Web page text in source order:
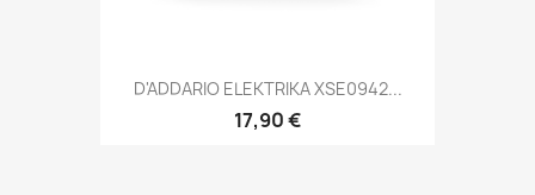
D'ADDARIO ELEKTRIKA XSE0942...
17,90 €